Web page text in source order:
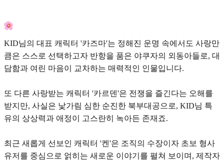
KID님의 대표 캐릭터 '카즈마'는 정해진 운명 속에서도 사랑만
큼은 스스로 선택하고자 반항을 품은 야쿠자의 외동아들로, 대
담함과 여린 마음이 교차하는 매력적인 인물입니다.
또 다른 사랑받는 캐릭터 '카르덴'은 전쟁을 즐긴다는 오해를
받지만, 사실은 낯가림 심한 순진한 북부대공으로, KID님 특
유의 상상력과 애정이 고스란히 녹아든 존재죠.
최근 새롭게 선보인 캐릭터 '켄'은 조직의 수장이자 초보 형사
유저를 중심으로 얽히는 새로운 이야기를 펼쳐 보이며, 제작자